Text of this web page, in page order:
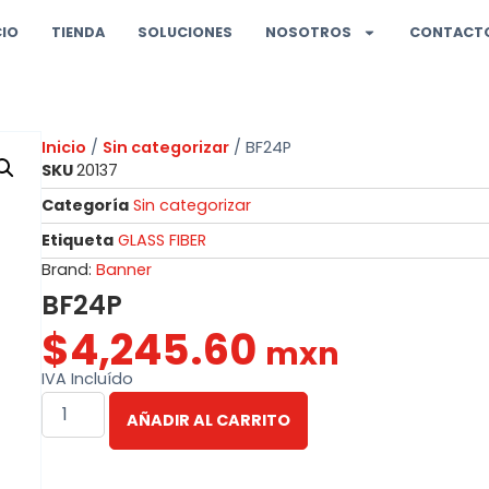
TIENDA SOLUCIONES NOSOTROS
Inicio / Sin categorizar / BF24P
SKU20137
Categoría Sin categorizar
Etiqueta GLASS FIBER
Brand: Banner
BF24P
$4,245.60 mxn
IVA Incluído
AÑADIR AL CARRITO